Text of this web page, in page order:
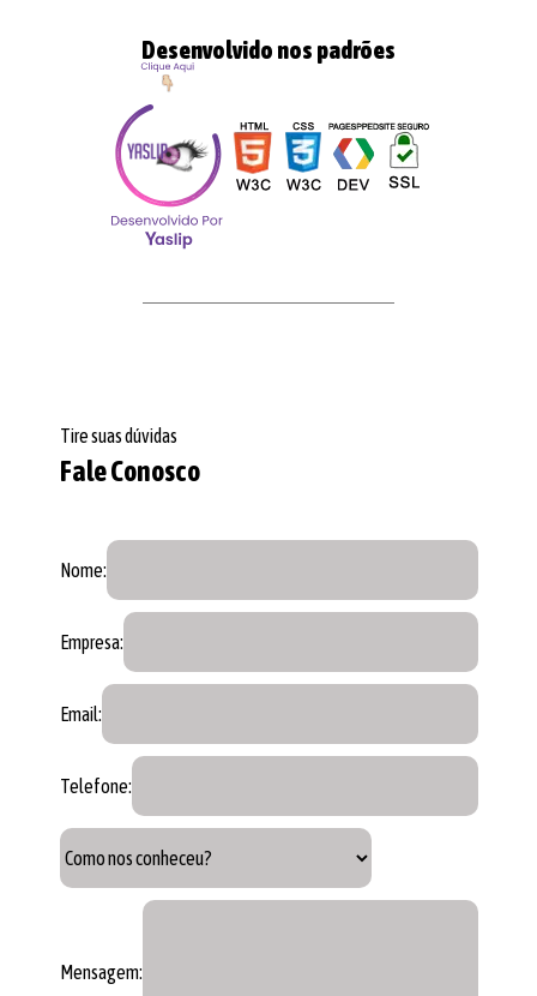
Desenvolvido nos padrões
Tire suas dúvidas
Fale Conosco
Nome:
Empresa:
Email:
Telefone:
Mensagem: